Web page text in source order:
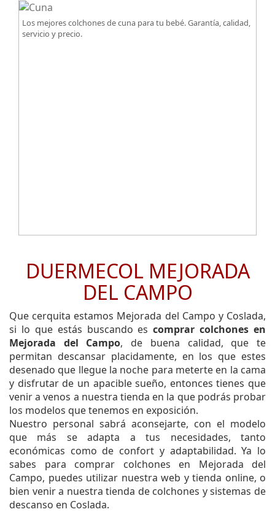
Los mejores colchones de cuna para tu bebé. Garantía, calidad,
servicio y precio.
DUERMECOL MEJORADA
DEL CAMPO
Que cerquita estamos Mejorada del Campo y Coslada,
si lo que estás buscando escomprar colchones en
Mejorada del Campo, de buena calidad, que te
permitan descansar placidamente, en los que estes
desenado que llegue la noche para meterte en la cama
y disfrutar de un apacible sueño, entonces tienes que
venir a venos a nuestra tienda en la que podrás probar
los modelos que tenemos en exposición.
Nuestro personal sabrá aconsejarte, con el modelo
que más se adapta a tus necesidades, tanto
económicas como de confort y adaptabilidad. Ya lo
sabes para comprar colchones en Mejorada del
Campo, puedes utilizar nuestra web y tienda online, o
bien venir a nuestra tienda de colchones y sistemas de
descanso en Coslada.